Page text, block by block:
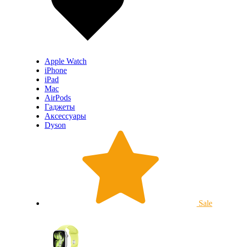
Apple Watch
iPhone
iPad
Mac
AirPods
Гаджеты
Аксессуары
Dyson
Sale